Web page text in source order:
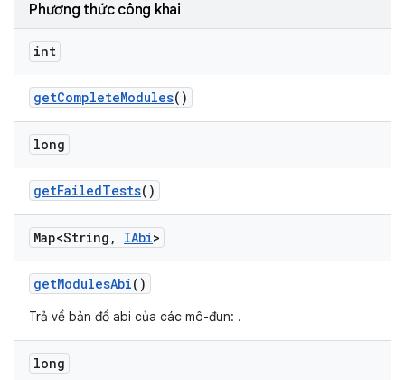
Phương thức công khai
int
getCompleteModules()
long
getFailedTests()
Map<String , IAbi>
getModulesAbi()
Trả về bản đồ abi của các mô-đun: .
long